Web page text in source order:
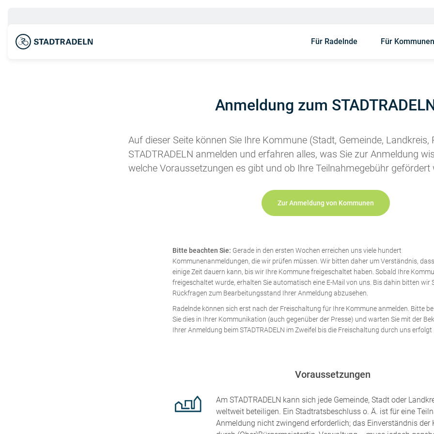
Für Radelnde Für Kommunen
Anmeldung zum
Auf dieser Seite können Sie Ihre Kommune (Stadt, Gemeinde, Landkreis,
STADTRADELN anmelden und erfahren alles, was Sie zur Anmeldung
welche Voraussetzungen es gibt und ob Ihre Teilnahmegebühr gefördert
Zur Anmeldung von Kommunen
Bitte beachten Sie: Gerade in den ersten Wochen erreichen uns viele hundert
Kommunenanmeldungen, die wir prüfen müssen. Wir bitten daher um Verständnis,
einige Zeit dauern kann, bis wir Ihre Kommune freigeschaltet haben. Sobald Ihre
freigeschaltet wurde, erhalten Sie automatisch eine E-Mail von uns. Bis dahin bitten wir
Rückfragen zum Bearbeitungsstand Ihrer Anmeldung abzusehen.
Radelnde können sich erst nach der Freischaltung für Ihre Kommune anmelden. Bitte
Sie dies in Ihrer Kommunikation (auch gegenüber der Presse) und warten Sie mit der
Ihrer Anmeldung beim STADTRADELN im Zweifel bis die Freischaltung durch uns erfolgt
Voraussetzungen
Am STADTRADELN kann sich jede Gemeinde, Stadt oder
weltweit beteiligen. Ein Stadtratsbeschluss o. Ä. ist für eine
Anmeldung nicht zwingend erforderlich; das Einverständnis der